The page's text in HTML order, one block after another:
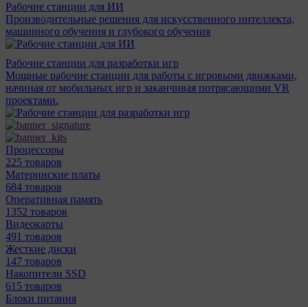
Рабочие станции для ИИ
Производительные решения для искусственного интеллекта,
машинного обучения и глубокого обучения
Рабочие станции для разработки игр
Мощные рабочие станции для работы с игровыми движками,
начиная от мобильных игр и заканчивая потрясающими VR
проектами.
Процессоры
225 товаров
Материнcкие платы
684 товаров
Оперативная память
1352 товаров
Видеокарты
491 товаров
Жесткие диски
147 товаров
Накопители SSD
615 товаров
Блоки питания